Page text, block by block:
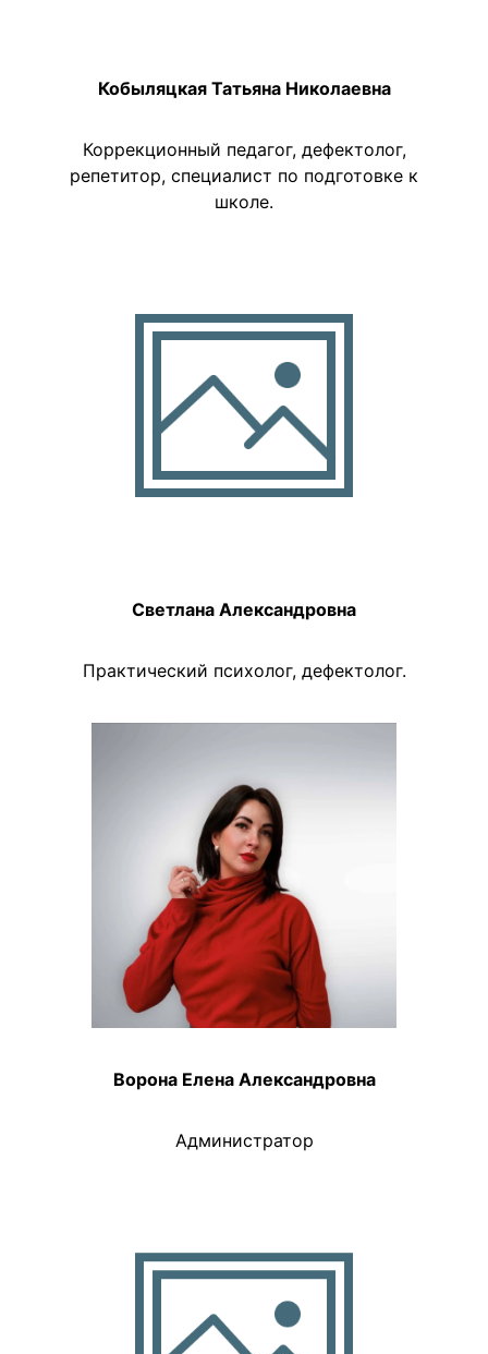
Кобыляцкая Татьяна Николаевна
Коррекционный педагог, дефектолог,
репетитор, специалист по подготовке к
школе.
Светлана Александровна
Практический психолог, дефектолог.
Ворона Елена Александровна
Администратор